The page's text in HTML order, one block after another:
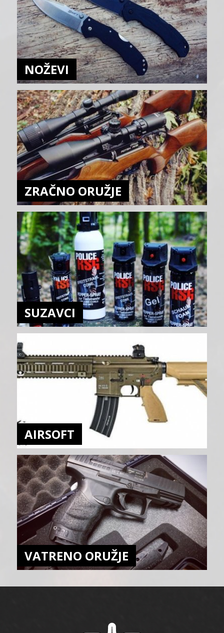
NOŽEVI
ZRAČNO ORUŽJE
SUZAVCI
AIRSOFT
VATRENO ORUŽJE